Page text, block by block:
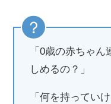
「0歳の赤ちゃ
しめるの？」
「何を持ってい